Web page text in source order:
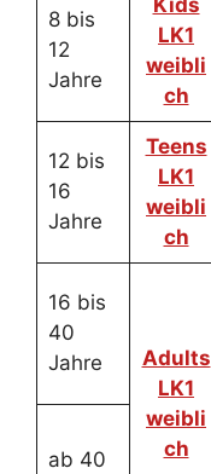
8 bis
12
Jahre
Kids
LK1
weibli
ch
12 bis
16
Jahre
Teens
LK1
weibli
ch
16 bis
40
Jahre
Adults
LK1
weibli
ch
ab 40